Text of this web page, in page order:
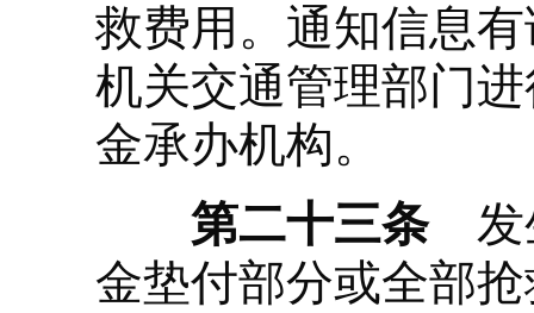
救费用。通知信息
机关交通管理部门
金承办机构。
第二十三条发
金垫付部分或全部